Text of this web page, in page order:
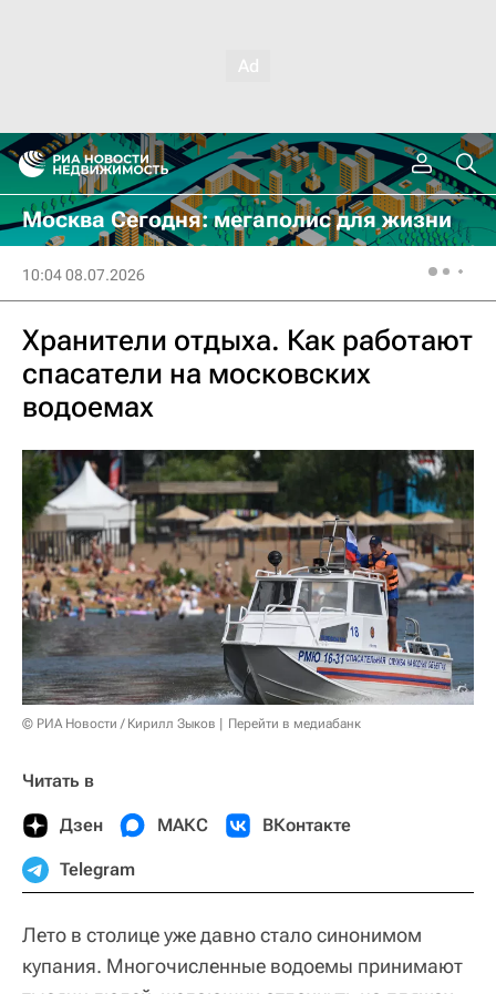
Москва Сегодня: мегаполис для жизни
10:04 08.07.2026
Хранители отдыха. Как работают
спасатели на московских
водоемах
© РИА Новости / Кирилл Зыков Перейти в медиабанк
Читать в
Дзен МАКС ВКонтакте
Telegram
Лето в столице уже давно стало синонимом
купания. Многочисленные водоемы принимают